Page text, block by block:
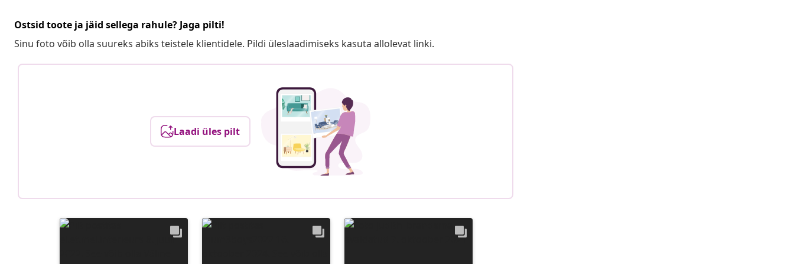
Ostsid toote ja jäid sellega rahule? Jaga pilti!
Sinu foto võib olla suureks abiks teistele klientidele. Pildi üleslaadimiseks kasuta allolevat linki.
Laadi üles pilt